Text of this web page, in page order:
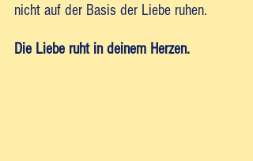
nicht auf der Basis der Liebe ruhen.
Die Liebe ruht in deinem Herzen.